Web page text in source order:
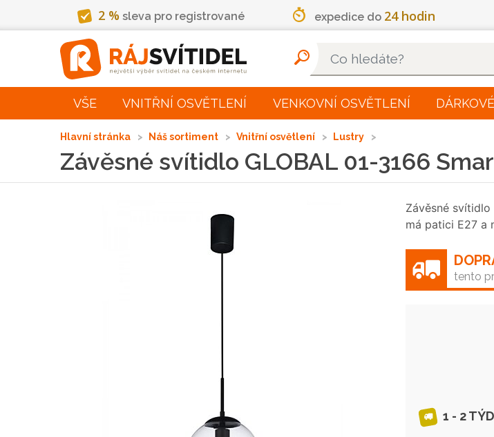
2 % sleva pro registrované expedice do 24 hodin
VŠE VNITŘNÍ OSVĚTLENÍ VENKOVNÍ OSVĚTLENÍ
Hlavní stránka Náš sortiment Vnitřní osvětlení Lustry
Závěsné svítidlo GLOBAL 01-3166
Závěsné
má patici E27 a
tento
1 - 2